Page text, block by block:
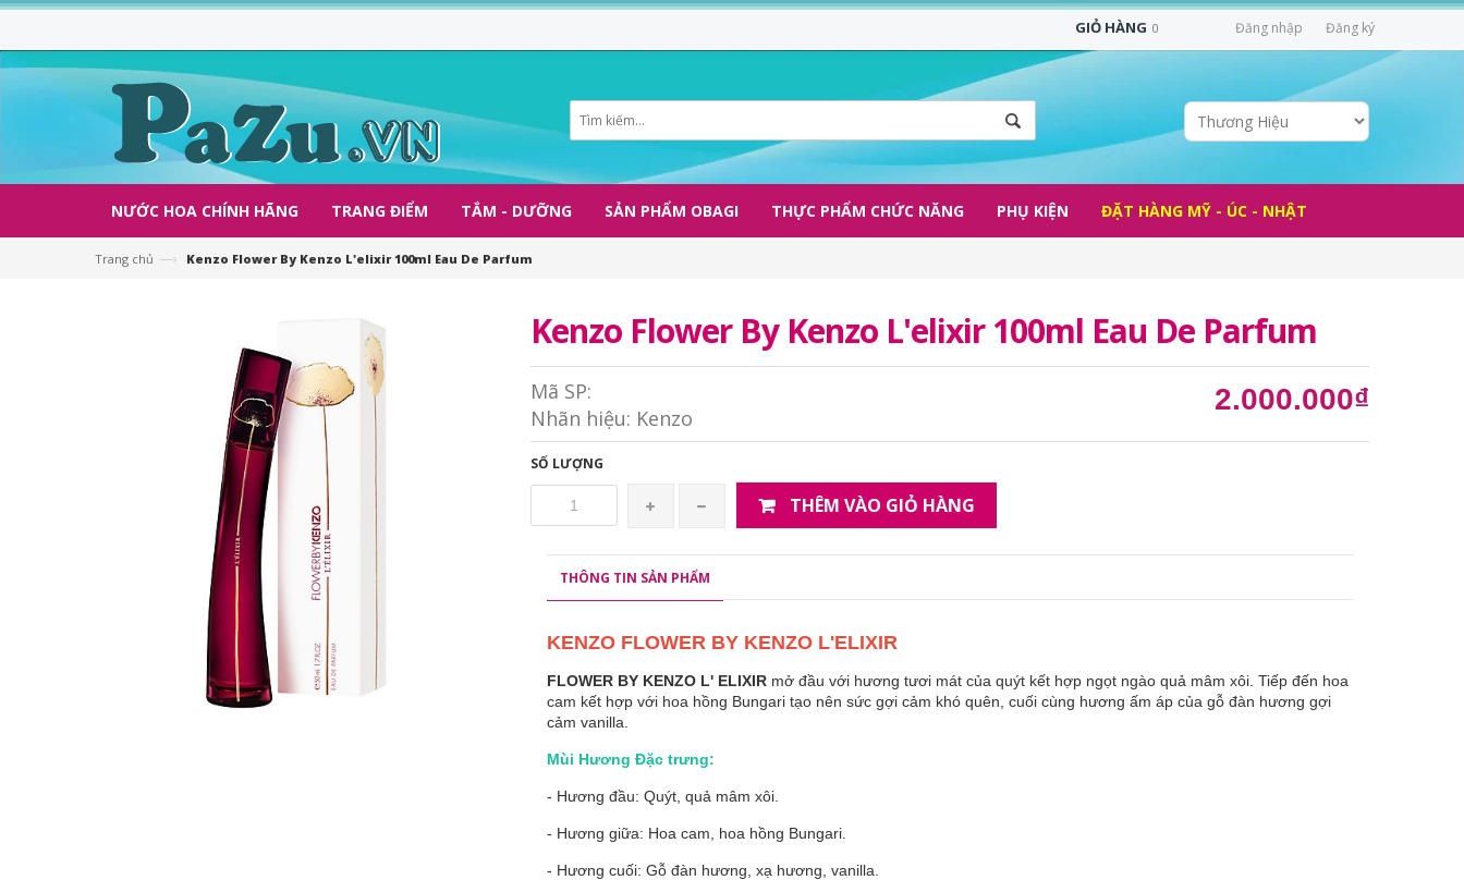
Đăng nhập Đăng ký
GIỎ HÀNG 0
NƯỚC HOA CHÍNH HÃNG TRANG ĐIỂM TẮM - DƯỠNG SẢN PHẨM OBAGI THỰC PHẨM CHỨC NĂNG PHỤ KIỆN ĐẶT HÀNG MỸ - ÚC - NHẬT
Trang chủ —› Kenzo Flower By Kenzo L'elixir 100ml Eau De Parfum
Kenzo Flower By Kenzo L'elixir 100ml Eau De Parfum
Mã SP:
Nhãn hiệu: Kenzo
2.000.000₫
SỐ LƯỢNG
THÊM VÀO GIỎ HÀNG
THÔNG TIN SẢN PHẨM
KENZO FLOWER BY KENZO L'ELIXIR
FLOWER BY KENZO L' ELIXIR mở đầu với hương tươi mát của quýt kết hợp ngọt ngào quả mâm xôi. Tiếp đến hoa
cam kết hợp với hoa hồng Bungari tạo nên sức gợi cảm khó quên, cuối cùng hương ấm áp của gỗ đàn hương gợi
cảm vanilla.
Mùi Hương Đặc trưng:
- Hương đầu: Quýt, quả mâm xôi.
- Hương giữa: Hoa cam, hoa hồng Bungari.
- Hương cuối: Gỗ đàn hương, xạ hương, vanilla.